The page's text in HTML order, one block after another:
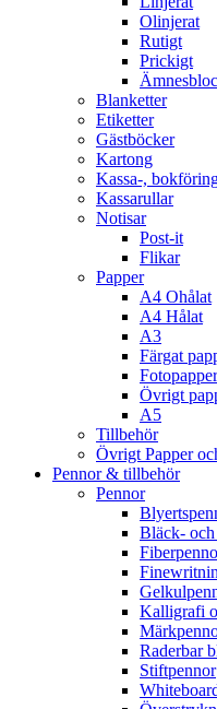
Olinjerat
Rutigt
Prickigt
Blanketter
Etiketter
Gästböcker
Kartong
Kassa-,
Kassarullar
Notisar
Post-it
Flikar
Papper
A4 Ohålat
A4 Hålat
A3
Färgat
Fotopapper
Övrigt
A5
Tillbehör
Övrigt Papper
Pennor & tillbehör
Pennor
Bläck-
Kalligrafi
Raderbar
Stiftpennor